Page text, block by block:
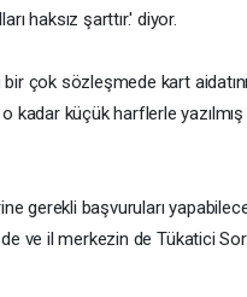
haksız şarttır.' diyor.
çok sözleşmede kart
küçük harflerle
gerekli başvuruları
ve il merkezin de Tükatici